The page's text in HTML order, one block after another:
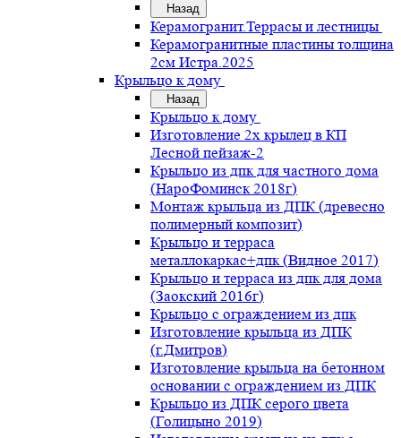
Назад
Керамогранит.Террасы и лестницы
Керамогранитные пластины толщина
2см Истра.2025
Крыльцо к дому
Назад
Крыльцо к дому
Изготовление 2х крылец в КП
Лесной пейзаж-2
Крыльцо из дпк для частного дома
(НароФоминск 2018г)
Монтаж крыльца из ДПК (древесно
полимерный композит)
Крыльцо и терраса
металлокаркас+дпк (Видное 2017)
Крыльцо и терраса из дпк для дома
(Заокский 2016г)
Крыльцо с ограждением из дпк
Изготовление крыльца из ДПК
(г.Дмитров)
Изготовление крыльца на бетонном
основании с ограждением из ДПК
Крыльцо из ДПК серого цвета
(Голицыно 2019)